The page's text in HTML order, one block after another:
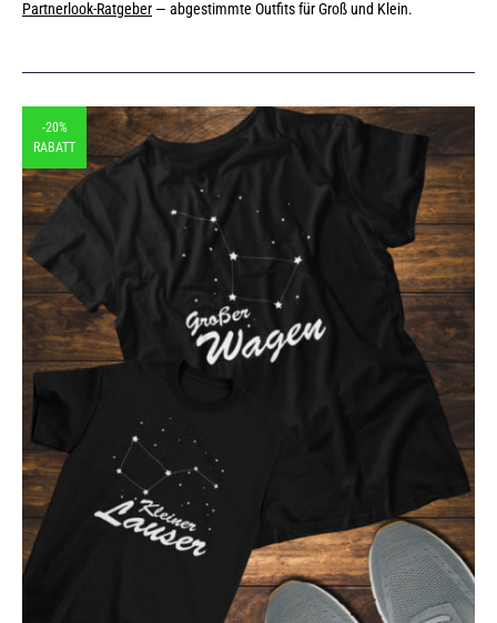
Partnerlook-Ratgeber — abgestimmte Outfits für Groß und Klein.
-20%
RABATT